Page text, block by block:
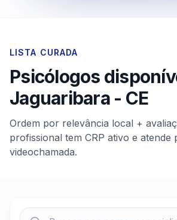
LISTA CURADA
Psicólogos
Jaguaribara- CE
Ordem por relevância local +
profissional tem CRP ativo e atende
videochamada.